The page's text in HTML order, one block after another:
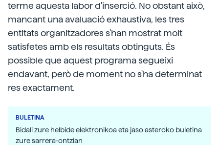
terme aquesta labor d'inserció. No obstant això,
mancant una avaluació exhaustiva, les tres
entitats organitzadores s'han mostrat molt
satisfetes amb els resultats obtinguts. És
possible que aquest programa segueixi
endavant, però de moment no s'ha determinat
res exactament.
BULETINA
Bidali zure helbide elektronikoa eta jaso asteroko buletina
zure sarrera-ontzian